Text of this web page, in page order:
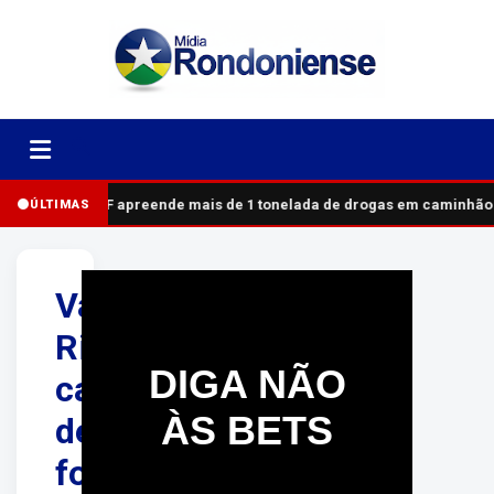
ÚLTIMASPRF apreende mais de 1 tonelada de drogas em caminhão
Vanessa
Rios,
cantora
de
forró,
DIGA NÃO
ÀS BETS